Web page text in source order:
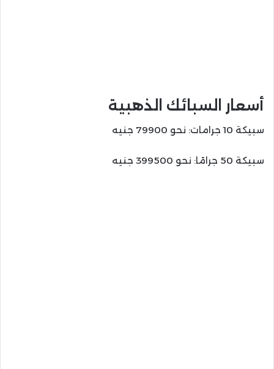
أسعار السبائك الذهبية
سبيكة 10 جرامات: نحو 79900 جنيه
سبيكة 50 جرامًا: نحو 399500 جنيه